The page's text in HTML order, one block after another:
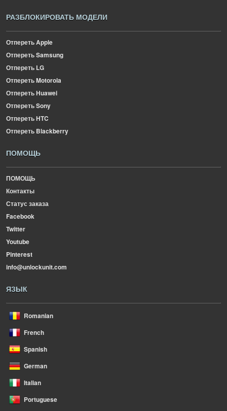
РАЗБЛОКИРОВАТЬ МОДЕЛИ
Отпереть Apple
Отпереть Samsung
Отпереть LG
Отпереть Motorola
Отпереть Huawei
Отпереть Sony
Отпереть HTC
Отпереть Blackberry
ПОМОЩЬ
ПОМОЩЬ
Контакты
Статус заказа
Facebook
Twitter
Youtube
Pinterest
info@unlockunit.com
ЯЗЫК
Romanian
French
Spanish
German
Italian
Portuguese